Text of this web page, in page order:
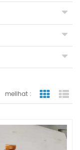
melihat :